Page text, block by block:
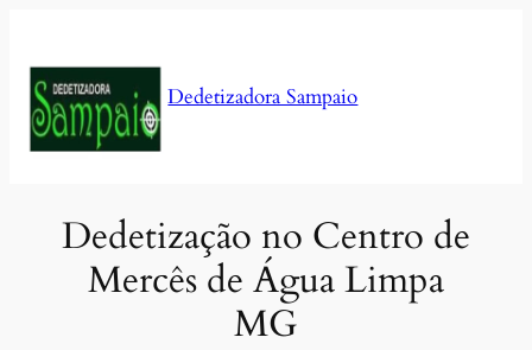
conteúdo
Dedetizadora Sampaio
Dedetização no Centro de
Mercês de Água Limpa
MG